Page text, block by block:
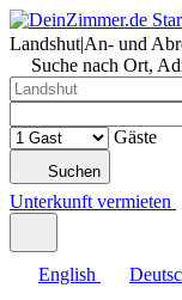
Landshut|An- und
Suche nach Ort,
Gäste
Suchen
Unterkunft vermieten
English